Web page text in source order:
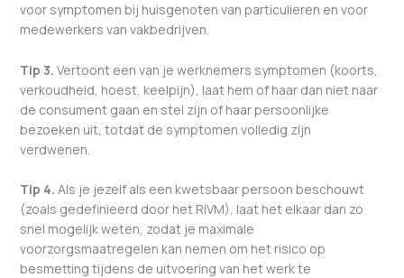
voor symptomen bij huisgenoten van particulieren en voor
medewerkers van vakbedrijven.
Tip 3. Vertoont een van je werknemers symptomen (koorts,
verkoudheid, hoest, keelpijn), laat hem of haar dan niet naar
de consument gaan en stel zijn of haar persoonlijke
bezoeken uit, totdat de symptomen volledig zijn
verdwenen.
Tip 4. Als je jezelf als een kwetsbaar persoon beschouwt
(zoals gedefinieerd door het RIVM), laat het elkaar dan zo
snel mogelijk weten, zodat je maximale
voorzorgsmaatregelen kan nemen om het risico op
besmetting tijdens de uitvoering van het werk te